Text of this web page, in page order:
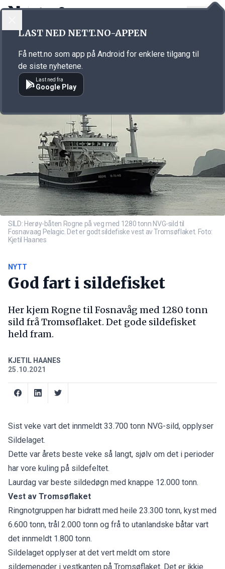
Annonsørinnhold
SILD: Herøy-båten Rogne på veg med 1280 tonn NVG-sild til
Fosnavaag Pelagic. Det er godt sildefiske vest av Tromsøflaket. Foto:
Kjetil Haanes
NYTT
God fart i sildefisket
Her kjem Rogne til Fosnavåg med 1280 tonn
sild frå Tromsøflaket. Det gode sildefisket
held fram.
KJETIL HAANES
25.10.2021
Sist veke vart det innmeldt 33.700 tonn NVG-sild, opplyser
Sildelaget.
Dette var årets beste veke så langt, sjølv om det i perioder
har vore kuling på sildefeltet.
Laurdag var beste sildedøgn med knappe 12.000 tonn.
Vest av Tromsøflaket
Ringnotgruppen har bidratt med heile 23.300 tonn, kyst med
6.600 tonn, trål 2.000 tonn og frå to utanlandske båtar vart
det innmeldt 1.800 tonn.
Sildelaget opplyser at det vert meldt om store
sildemengder i vestkanten på Tromsøflaket. Det er ikkje
LAST NED NETT.NO-APPEN
Få nett.no som app på Android for enklere tilgang til
de siste nyhetene.
Last ned fra
Google Play